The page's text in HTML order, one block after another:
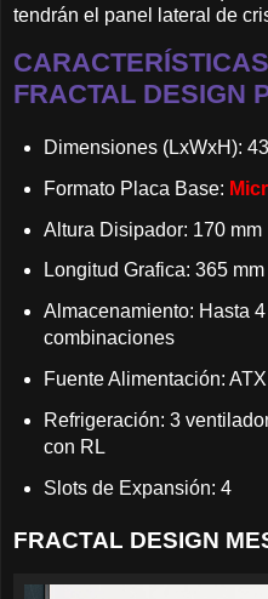
tendrán el panel lateral de
FRACTAL DESIGN
Dimensiones (LxWxH):
Formato Placa Base:
Altura Disipador: 170 mm
Longitud Grafica: 365 mm
Almacenamiento: Hasta
combinaciones
Fuente Alimentación: ATX
Refrigeración: 3
con RL
Slots de Expansión: 4
FRACTAL DESIGN